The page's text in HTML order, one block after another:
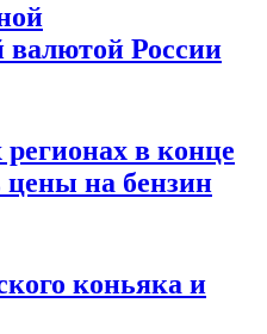
валютой России
в конце
на бензин
коньяка и